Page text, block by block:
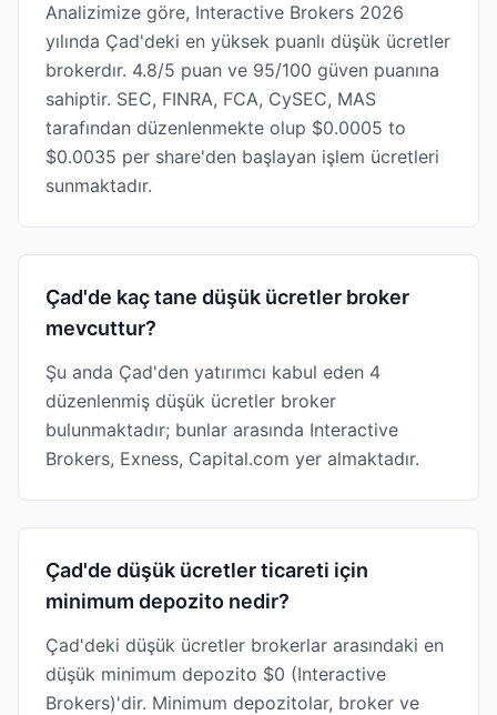
Analizimize göre, Interactive Brokers 2026
yılında Çad'deki en yüksek puanlı düşük ücretler
brokerdır. 4.8/5 puan ve 95/100 güven puanına
sahiptir. SEC, FINRA, FCA, CySEC, MAS
tarafından düzenlenmekte olup $0.0005 to
$0.0035 per share'den başlayan işlem ücretleri
sunmaktadır.
Çad'de kaç tane düşük ücretler broker
mevcuttur?
Şu anda Çad'den yatırımcı kabul eden 4
düzenlenmiş düşük ücretler broker
bulunmaktadır; bunlar arasında Interactive
Brokers, Exness, Capital.com yer almaktadır.
Çad'de düşük ücretler ticareti için
minimum depozito nedir?
Çad'deki düşük ücretler brokerlar arasındaki en
düşük minimum depozito $0 (Interactive
Brokers)'dir. Minimum depozitolar, broker ve